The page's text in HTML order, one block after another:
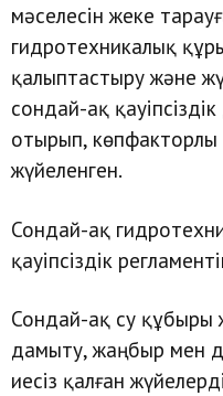
мәселесін жеке
гидротехникалық
қалыптастыру және
сондай-ақ
отырып, көпфакторлы
жүйеленген.
Сондай-ақ
қауіпсіздік
Сондай-ақ су құбыры
дамыту, жаңбыр мен
иесіз қалған